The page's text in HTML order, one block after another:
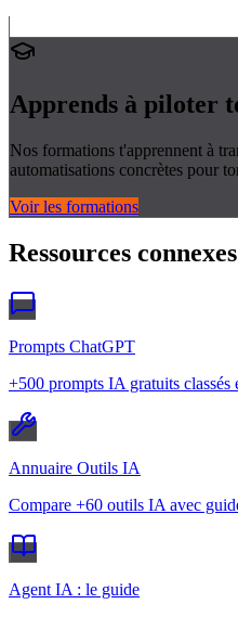
Apprends à piloter
Nos formations t'apprennent à
automatisations concrètes pour
Voir les formations
Ressources connexes
Prompts ChatGPT
+500 prompts IA gratuits classés
Annuaire Outils IA
Compare +60 outils IA avec
Agent IA : le guide